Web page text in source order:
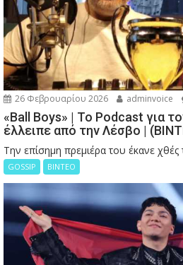
26 Φεβρουαρίου 2026 adminvoice
«Ball Boys» | Το Podcast για
έλλειπε από την Λέσβο |
Την επίσημη πρεμιέρα του έκανε
GOSSIP ΒΙΝΤΕΟ